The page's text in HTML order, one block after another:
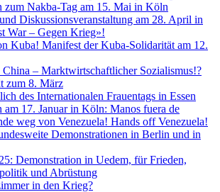
zum Nakba-Tag am 15. Mai in Köln
Diskussionsveranstaltung am 28. April in
War – Gegen Krieg»!
Kuba! Manifest der Kuba-Solidarität am 12.
China – Marktwirtschaftlicher Sozialismus!?
zum 8. März
des Internationalen Frauentags in Essen
am 17. Januar in Köln: Manos fuera de
weg von Venezuela! Hands off Venezuela!
Demonstrationen in Berlin und in
Demonstration in Uedem, für Frieden,
und Abrüstung
in den Krieg?